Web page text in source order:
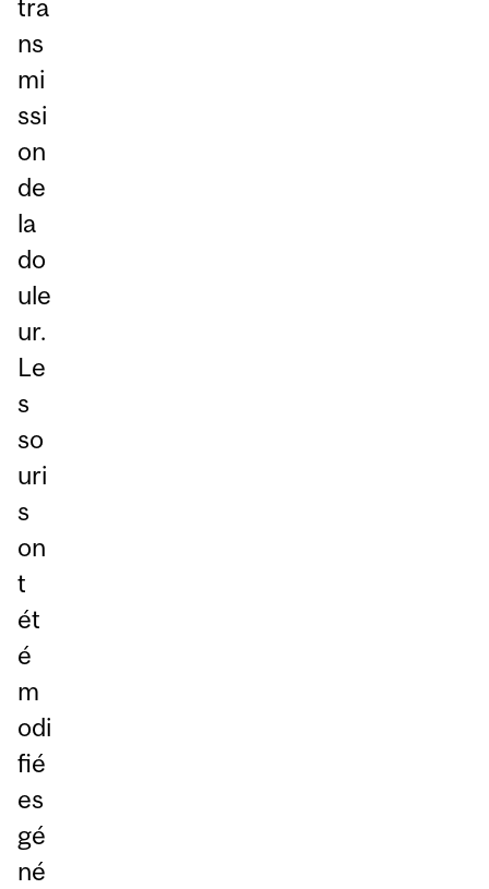
tra
ns
mi
ssi
on
de
la
do
ule
ur.
Le
s
so
uri
s
on
t
ét
é
m
odi
fié
es
gé
né